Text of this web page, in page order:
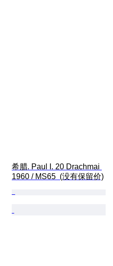
希腊. Paul I. 20 Drachmai
1960 / MS65  (没有保留价)